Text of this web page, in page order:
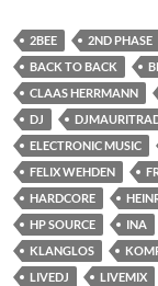
2BEE 2ND PHASE
BACK TO BACK
CLAAS HERRMANN
DJ
ELECTRONIC MUSIC
FELIX WEHDEN
HARDCORE
HP SOURCE
INA
KLANGLOS
LIVEDJ
LIVEMIX